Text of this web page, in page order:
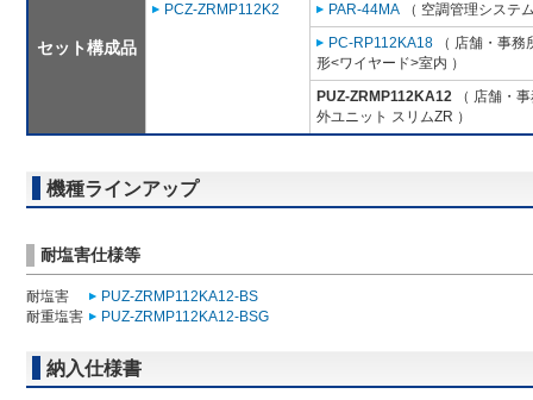
セット構成品
PCZ-ZRMP112K2
PAR-44MA （ 空調管理システ
PC-RP112KA18 （ 店舗・事
形<ワイヤード>室内 ）
PUZ-ZRMP112KA12 （ 店舗・
外ユニット スリムZR ）
機種ラインアップ
耐塩害仕様等
耐塩害
PUZ-ZRMP112KA12-BS
耐重塩害
PUZ-ZRMP112KA12-BSG
納入仕様書